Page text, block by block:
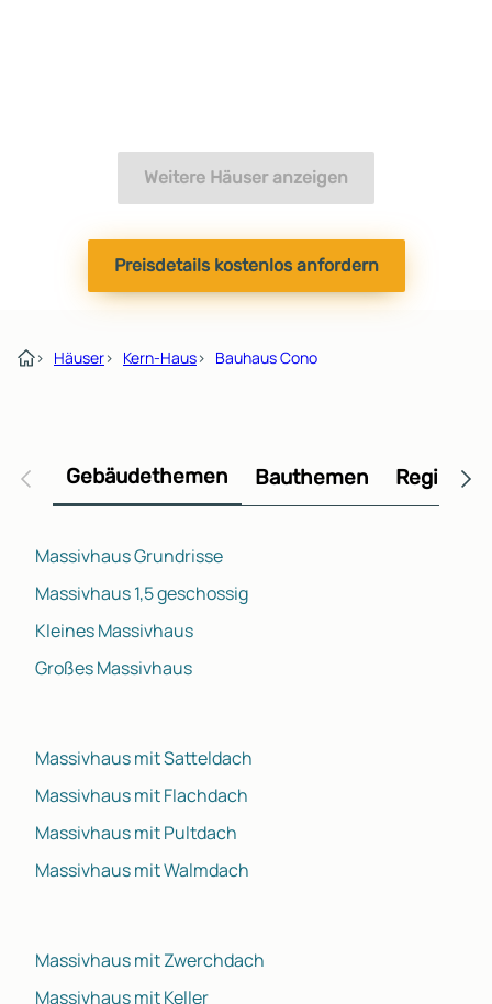
Weitere Häuser anzeigen
Preisdetails kostenlos anfordern
› Häuser› Kern-Haus› Bauhaus Cono
Gebäudethemen Bauthemen
Massivhaus Grundrisse
Massivhaus 1,5 geschossig
Kleines Massivhaus
Großes Massivhaus
Massivhaus mit Satteldach
Massivhaus mit Flachdach
Massivhaus mit Pultdach
Massivhaus mit Walmdach
Massivhaus mit Zwerchdach
Massivhaus mit Keller